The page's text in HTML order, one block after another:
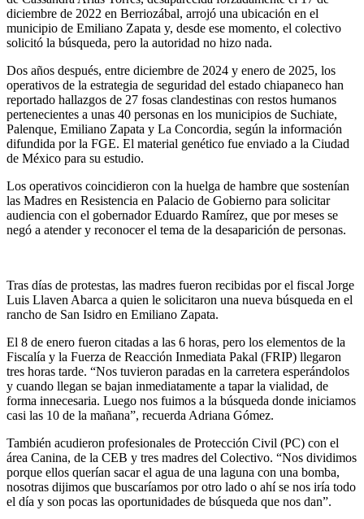
diciembre de 2022 en Berriozábal, arrojó una ubicación en el
municipio de Emiliano Zapata y, desde ese momento, el colectivo
solicitó la búsqueda, pero la autoridad no hizo nada.
Dos años después, entre diciembre de 2024 y enero de 2025, los
operativos de la estrategia de seguridad del estado chiapaneco han
reportado hallazgos de 27 fosas clandestinas con restos humanos
pertenecientes a unas 40 personas en los municipios de Suchiate,
Palenque, Emiliano Zapata y La Concordia, según la información
difundida por la FGE. El material genético fue enviado a la Ciudad
de México para su estudio.
Los operativos coincidieron con la huelga de hambre que sostenían
las Madres en Resistencia en Palacio de Gobierno para solicitar
audiencia con el gobernador Eduardo Ramírez, que por meses se
negó a atender y reconocer el tema de la desaparición de personas.
Tras días de protestas, las madres fueron recibidas por el fiscal Jorge
Luis Llaven Abarca a quien le solicitaron una nueva búsqueda en el
rancho de San Isidro en Emiliano Zapata.
El 8 de enero fueron citadas a las 6 horas, pero los elementos de la
Fiscalía y la Fuerza de Reacción Inmediata Pakal (FRIP) llegaron
tres horas tarde. “Nos tuvieron paradas en la carretera esperándolos
y cuando llegan se bajan inmediatamente a tapar la vialidad, de
forma innecesaria. Luego nos fuimos a la búsqueda donde iniciamos
casi las 10 de la mañana”, recuerda Adriana Gómez.
También acudieron profesionales de Protección Civil (PC) con el
área Canina, de la CEB y tres madres del Colectivo. “Nos dividimos
porque ellos querían sacar el agua de una laguna con una bomba,
nosotras dijimos que buscaríamos por otro lado o ahí se nos iría todo
el día y son pocas las oportunidades de búsqueda que nos dan”.